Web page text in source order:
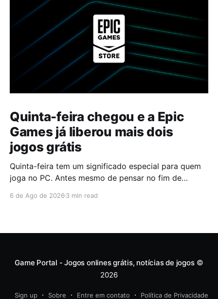
Quinta-feira chegou e a Epic
Games já liberou mais dois
jogos grátis
Quinta-feira tem um significado especial para quem
joga no PC. Antes mesmo de pensar no fim de
descobrir quais serão os próximos jogos a entrar na
diferentes,
6 de Ago de 2026 3 min read
Game Portal - Jogos onlines grátis, notícias de jogos©
2026
Sign up Sobre Entre em contato Política de Privacidade